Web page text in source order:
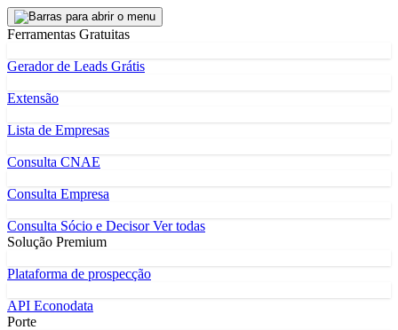
Ferramentas Gratuitas
Gerador de Leads Grátis
Extensão
Lista de Empresas
Consulta CNAE
Consulta Empresa
Consulta Sócio e DecisorVer todas
Solução Premium
Plataforma de prospecção
API Econodata
Porte